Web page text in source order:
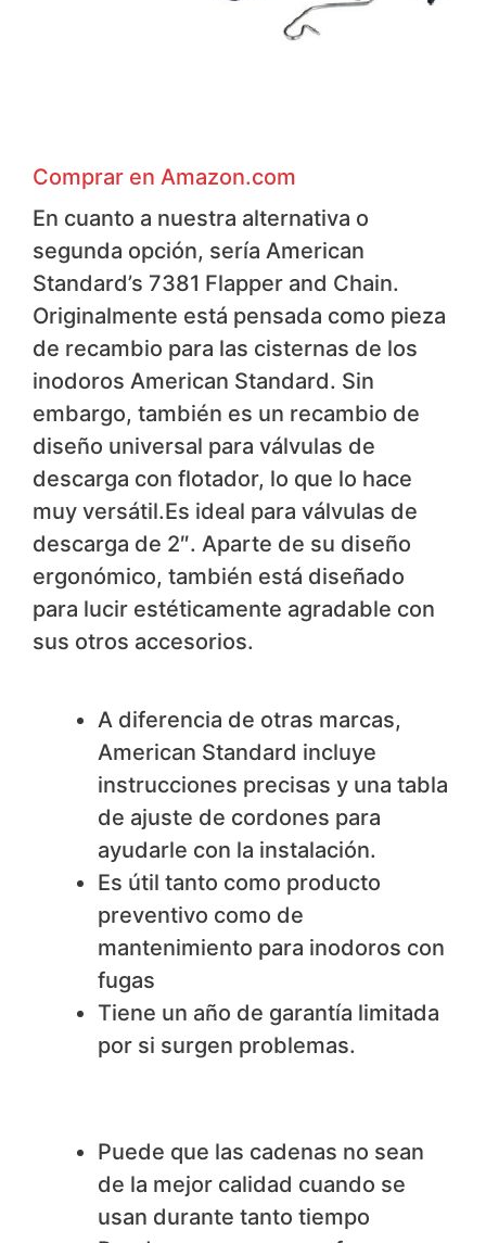
Comprar en Amazon.com
En cuanto a nuestra alternativa o
segunda opción, sería American
Standard’s 7381 Flapper and Chain.
Originalmente está pensada como pieza
de recambio para las cisternas de los
inodoros American Standard. Sin
embargo, también es un recambio de
diseño universal para válvulas de
descarga con flotador, lo que lo hace
muy versátil.Es ideal para válvulas de
descarga de 2″. Aparte de su diseño
ergonómico, también está diseñado
para lucir estéticamente agradable con
sus otros accesorios.
A diferencia de otras marcas,
American Standard incluye
instrucciones precisas y una tabla
de ajuste de cordones para
ayudarle con la instalación.
Es útil tanto como producto
preventivo como de
mantenimiento para inodoros con
fugas
Tiene un año de garantía limitada
por si surgen problemas.
Puede que las cadenas no sean
de la mejor calidad cuando se
usan durante tanto tiempo